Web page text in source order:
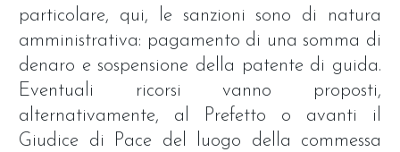
particolare, qui, le sanzioni sono di natura
amministrativa: pagamento di una somma di
denaro e sospensione della patente di guida.
Eventuali ricorsi vanno proposti,
alternativamente, al Prefetto o avanti il
Giudice di Pace del luogo della commessa